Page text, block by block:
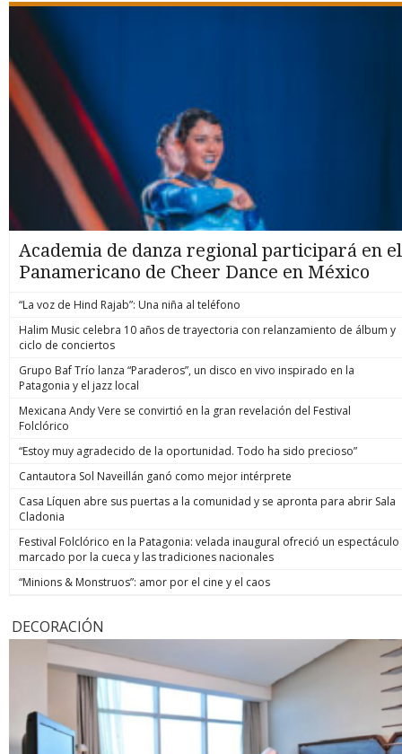
Academia de danza regional participará en el
Panamericano de Cheer Dance en México
“La voz de Hind Rajab”: Una niña al teléfono
Halim Music celebra 10 años de trayectoria con relanzamiento de álbum y
ciclo de conciertos
Grupo Baf Trío lanza “Paraderos”, un disco en vivo inspirado en la
Patagonia y el jazz local
Mexicana Andy Vere se convirtió en la gran revelación del Festival
Folclórico
“Estoy muy agradecido de la oportunidad. Todo ha sido precioso”
Cantautora Sol Naveillán ganó como mejor intérprete
Casa Líquen abre sus puertas a la comunidad y se apronta para abrir Sala
Cladonia
Festival Folclórico en la Patagonia: velada inaugural ofreció un espectáculo
marcado por la cueca y las tradiciones nacionales
“Minions & Monstruos”: amor por el cine y el caos
DECORACIÓN